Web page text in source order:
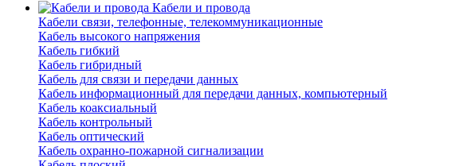
Кабели и провода
Кабели связи, телефонные, телекоммуникационные
Кабель высокого напряжения
Кабель гибкий
Кабель гибридный
Кабель для связи и передачи данных
Кабель информационный для передачи данных, компьютерный
Кабель коаксиальный
Кабель контрольный
Кабель оптический
Кабель охранно-пожарной сигнализации